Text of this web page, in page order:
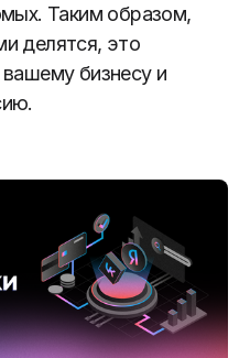
Таким образом,
делятся, это
бизнесу и